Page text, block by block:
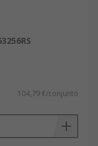
104,79 €/conjunto